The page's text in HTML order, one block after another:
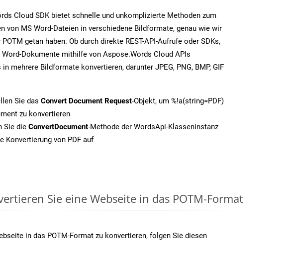
Cloud SDK bietet schnelle und unkomplizierte Methoden zum
von MS Word-Dateien in verschiedene Bildformate, genau wie wir
getan haben. Ob durch direkte REST-API-Aufrufe oder SDKs,
Word-Dokumente mithilfe von Aspose.Words Cloud APIs
mehrere Bildformate konvertieren, darunter JPEG, PNG, BMP, GIF
Sie das Convert Document Request-Objekt, um %!a(string=PDF)
zu konvertieren
Sie die ConvertDocument-Methode der WordsApi-Klasseninstanz
Konvertierung von PDF auf
Sie eine Webseite in das POTM-Format
in das POTM-Format zu konvertieren, folgen Sie diesen